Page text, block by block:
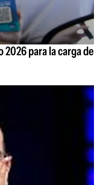
para la carga de